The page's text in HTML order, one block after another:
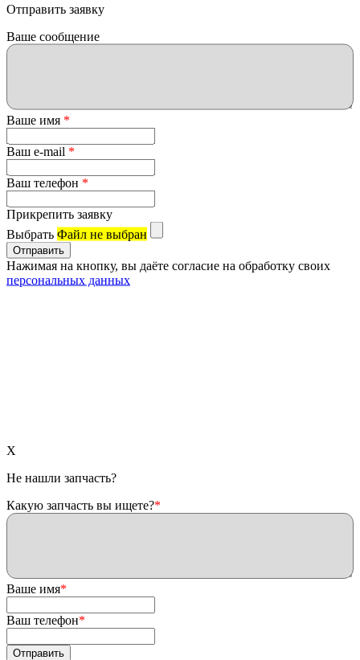
Отправить заявку
Ваше сообщение
Ваше имя *
Ваш e-mail *
Ваш телефон *
Прикрепить заявку
Выбрать Файл не выбран
Нажимая на кнопку, вы даёте согласие на обработку своих
персональных данных
X
Не нашли запчасть?
Какую запчасть вы ищете?*
Ваше имя*
Ваш телефон*